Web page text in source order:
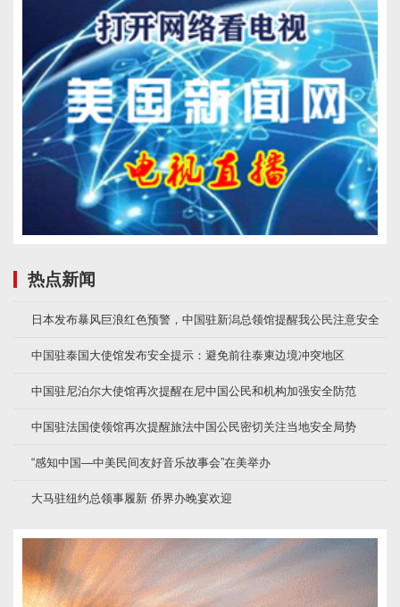
热点新闻
日本发布暴风巨浪红色预警，中国驻新潟总领馆提醒我公民注意安全
中国驻泰国大使馆发布安全提示：避免前往泰柬边境冲突地区
中国驻尼泊尔大使馆再次提醒在尼中国公民和机构加强安全防范
中国驻法国使领馆再次提醒旅法中国公民密切关注当地安全局势
“感知中国—中美民间友好音乐故事会”在美举办
大马驻纽约总领事履新 侨界办晚宴欢迎